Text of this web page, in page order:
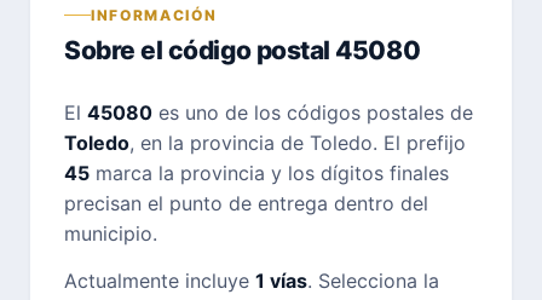
INFORMACIÓN
Sobre el código postal 45080
El 45080 es uno de los códigos postales de
Toledo, en la provincia de Toledo. El prefijo
45 marca la provincia y los dígitos finales
precisan el punto de entrega dentro del
municipio.
Actualmente incluye 1 vías. Selecciona la